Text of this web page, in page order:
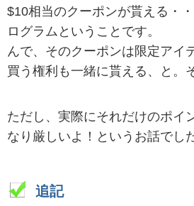
$10相当のクーポンが貰える・
ログラムということです。
んで、そのクーポンは限定アイ
買う権利も一緒に貰える、と。
ただし、実際にそれだけのポイ
なり厳しいよ！というお話でし
追記